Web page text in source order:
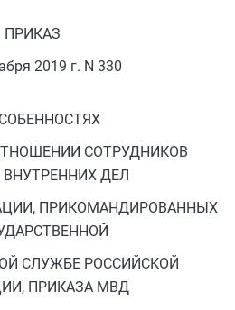
ПРИКАЗ
2019 г. N 330
СОТРУДНИКОВ
ВНУТРЕННИХ ДЕЛ
ПРИКОМАНДИРОВАННЫХ
СЛУЖБЕ РОССИЙСКОЙ
ПРИКАЗА МВД